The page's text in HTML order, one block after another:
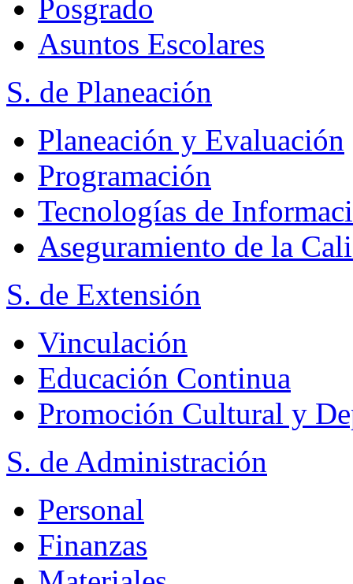
Posgrado
Asuntos Escolares
S. de Planeación
Planeación y Evaluación
Programación
Tecnologías de
Aseguramiento de la
S. de Extensión
Vinculación
Educación Continua
Promoción Cultural y
S. de Administración
Personal
Finanzas